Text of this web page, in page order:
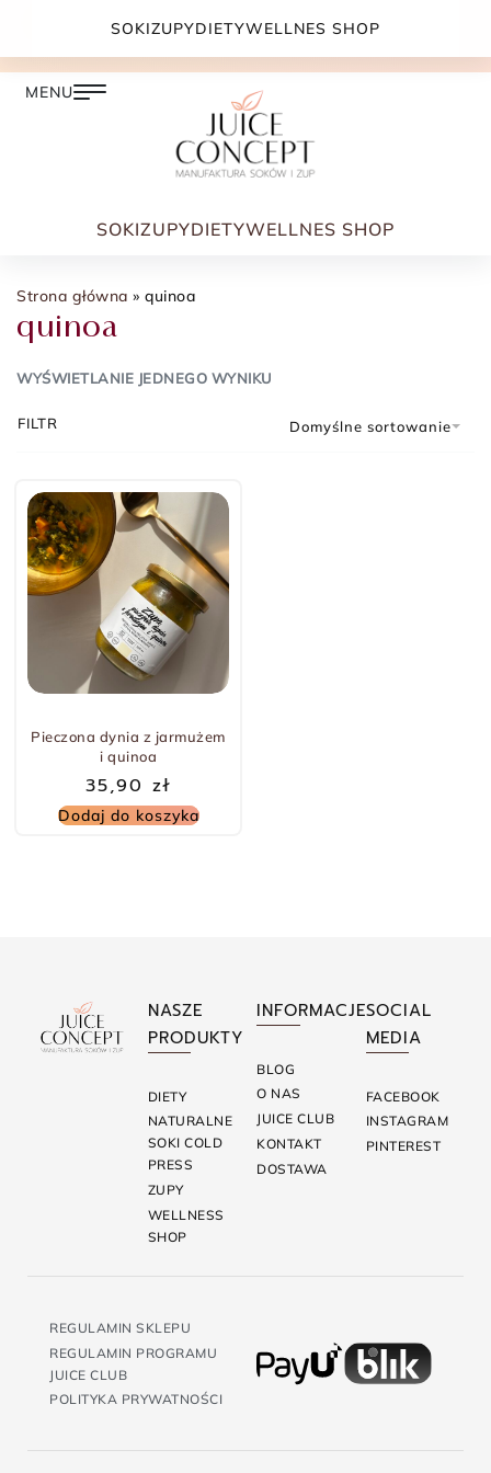
DARMOWA DOSTAWA PRZY ZAMÓWIENIU JUŻ OD
SOKIZUPYDIETYWELLNES SHOP
Strona główna » quinoa
quinoa
WYŚWIETLANIE JEDNEGO WYNIKU
Domyślne sortowanie
FILTR
Pieczona dynia z jarmużem
i quinoa
35,90 zł
Dodaj do koszyka
NASZE
PRODUKTY
DIETY
NATURALNE
SOKI COLD
PRESS
ZUPY
WELLNESS
SHOP
INFORMACJE
BLOG
O NAS
JUICE CLUB
KONTAKT
DOSTAWA
SOCIAL
MEDIA
FACEBOOK
INSTAGRAM
PINTEREST
REGULAMIN SKLEPU
REGULAMIN PROGRAMU
JUICE CLUB
POLITYKA PRYWATNOŚCI
SOKIZUPYDIETYWELLNES SHOP